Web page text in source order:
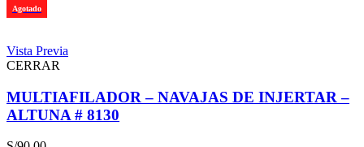
Agotado
Vista Previa
CERRAR
MULTIAFILADOR – NAVAJAS DE INJERTAR –
ALTUNA # 8130